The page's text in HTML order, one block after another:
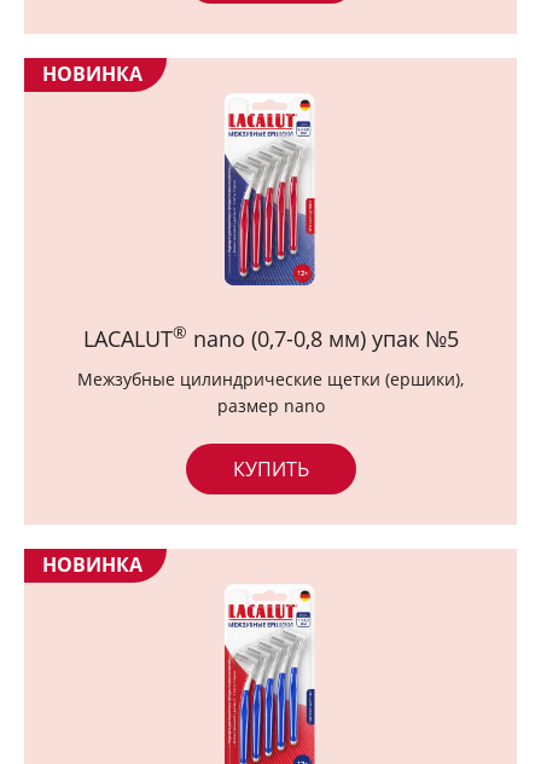
НОВИНКА
LACALUT® nano (0,7-0,8 мм) упак №5
Межзубные цилиндрические щетки (ершики),
размер nano
КУПИТЬ
НОВИНКА